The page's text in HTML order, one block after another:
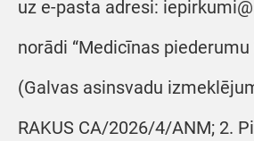
uz e-pasta adresi:
norādi “Medicīnas piederumu
(Galvas asinsvadu
RAKUS CA/2026/4/ANM; 2.